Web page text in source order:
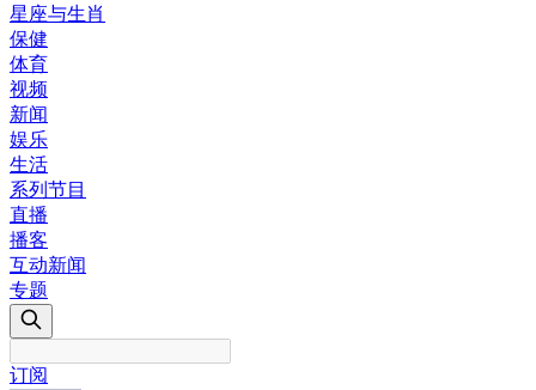
星座与生肖
保健
体育
视频
新闻
娱乐
生活
系列节目
直播
播客
互动新闻
专题
订阅